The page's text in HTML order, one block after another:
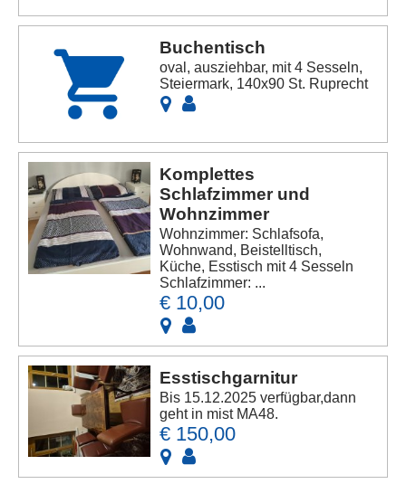
Buchentisch
oval, ausziehbar, mit 4 Sesseln,
Steiermark, 140x90 St. Ruprecht
Komplettes
Schlafzimmer und
Wohnzimmer
Wohnzimmer: Schlafsofa,
Wohnwand, Beistelltisch,
Küche, Esstisch mit 4 Sesseln
Schlafzimmer: ...
€ 10,00
Esstischgarnitur
Bis 15.12.2025 verfügbar,dann
geht in mist MA48.
€ 150,00